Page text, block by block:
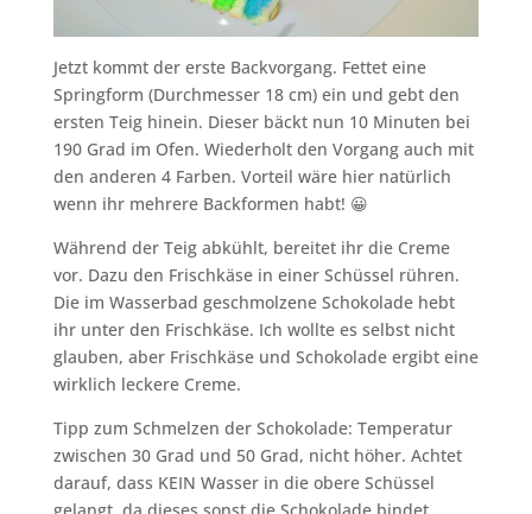
Jetzt kommt der erste Backvorgang. Fettet eine
Springform (Durchmesser 18 cm) ein und gebt den
ersten Teig hinein. Dieser bäckt nun 10 Minuten bei
190 Grad im Ofen. Wiederholt den Vorgang auch mit
den anderen 4 Farben. Vorteil wäre hier natürlich
wenn ihr mehrere Backformen habt! 😀
Während der Teig abkühlt, bereitet ihr die Creme
vor. Dazu den Frischkäse in einer Schüssel rühren.
Die im Wasserbad geschmolzene Schokolade hebt
ihr unter den Frischkäse. Ich wollte es selbst nicht
glauben, aber Frischkäse und Schokolade ergibt eine
wirklich leckere Creme.
Tipp zum Schmelzen der Schokolade: Temperatur
zwischen 30 Grad und 50 Grad, nicht höher. Achtet
darauf, dass KEIN Wasser in die obere Schüssel
gelangt, da dieses sonst die Schokolade bindet.